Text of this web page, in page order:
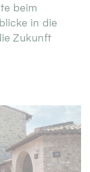
beim
in die
Zukunft